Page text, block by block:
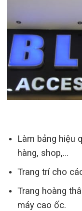
Làm bảng hiệu
hàng, shop,…
Trang trí cho
Trang hoàng
máy cao ốc.